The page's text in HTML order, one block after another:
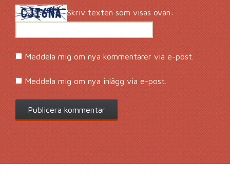
Skriv texten som visas ovan:
Meddela mig om nya kommentarer via e-post.
Meddela mig om nya inlägg via e-post.